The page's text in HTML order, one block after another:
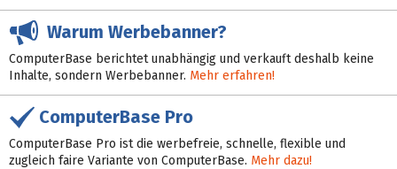
Warum Werbebanner?
ComputerBase berichtet unabhängig und verkauft deshalb keine
Inhalte, sondern Werbebanner. Mehr erfahren!
ComputerBase Pro
ComputerBase Pro ist die werbefreie, schnelle, flexible und
zugleich faire Variante von ComputerBase. Mehr dazu!